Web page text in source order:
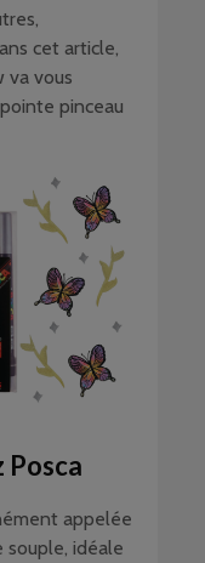
cet article,
va vous
pinceau
Posca
appelée
idéale